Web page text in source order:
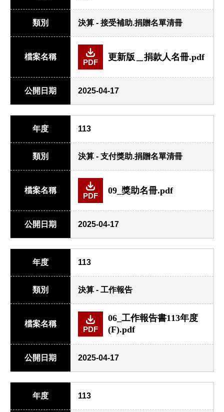
類別 決算 - 接受補助.捐贈名單清冊
檔案名稱
PDF
更新版＿捐款人名冊.pdf
公開日期 2025-04-17
年度 113
類別 決算 - 支付獎助.捐贈名單清冊
檔案名稱
PDF
09_獎助名冊.pdf
公開日期 2025-04-17
年度 113
類別 決算 - 工作報告
檔案名稱
PDF
06_工作報告書113年度
(F).pdf
公開日期 2025-04-17
年度 113